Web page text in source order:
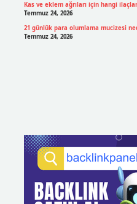
Kas ve eklem ağrıları için hangi
Temmuz 24, 2026
21 günlük para olumlama mucizesi
Temmuz 24, 2026